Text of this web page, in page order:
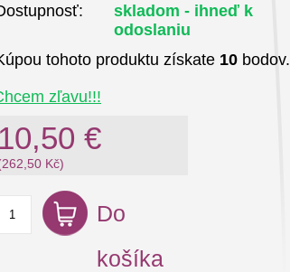
skladom - ihneď k
odoslaniu
tohoto produktu získate 10 bodov.
zľavu!!!
10,50 €
Kč)
Do
košíka